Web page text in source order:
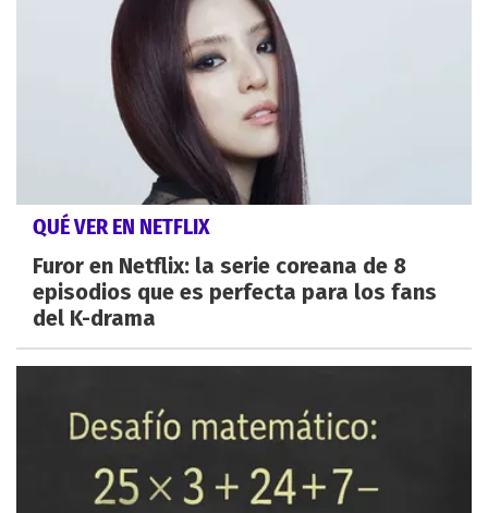
QUÉ VER EN NETFLIX
Furor en Netflix: la serie coreana de 8
episodios que es perfecta para los fans
del K-drama